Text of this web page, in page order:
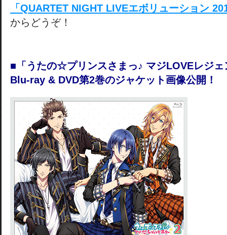
「QUARTET NIGHT LIVEエボリューション
からどうぞ！
■「うたの☆プリンスさまっ♪ マジLOVEレジェ
Blu-ray & DVD第2巻のジャケット画像公開！